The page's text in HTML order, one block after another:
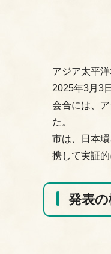
アジア太平
2025年3月3
会合には、
た。
市は、日本
携して実証
発表